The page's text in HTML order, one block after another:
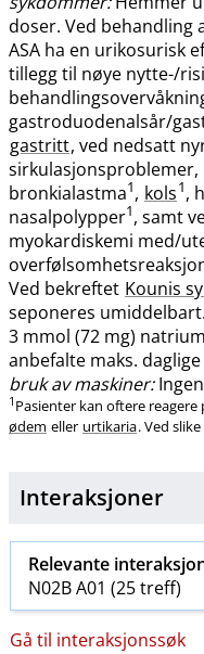
doser. Ved behandling
ASA ha en urikosurisk
tillegg til nøye nytte-​/​
gastroduodenalsår​/​
gastritt, ved nedsatt
bronkialastma1, kols1,
nasalpolypper1, samt
myokardiskemi med​/​
Ved bekreftet Kounis
seponeres umiddelbart.
3 mmol (72 mg)
anbefalte maks.
bruk av maskiner:
1 Pasienter kan oftere reagere
ødem eller urtikaria. Ved
Interaksjoner
Relevante
N02B A01 (25 treff)
Gå til interaksjonssøk